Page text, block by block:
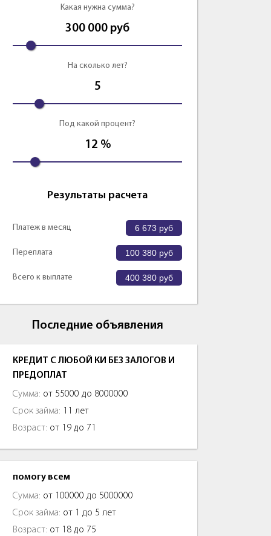
Какая нужна сумма?
300 000 руб
На сколько лет?
5
Под какой процент?
12 %
Результаты расчета
Платеж в месяц 6 673 руб
Переплата 100 380 руб
Всего к выплате 400 380 руб
Последние объявления
КРЕДИТ С ЛЮБОЙ КИ БЕЗ ЗАЛОГОВ И
ПРЕДОПЛАТ
Сумма: от 55000 до 8000000
Срок займа: 11 лет
Возраст: от 19 до 71
помогу всем
Сумма: от 100000 до 5000000
Срок займа: от 1 до 5 лет
Возраст: от 18 до 75